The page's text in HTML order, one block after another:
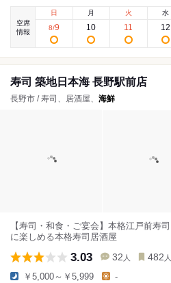
空席
情報
日
8/9
月
10
火
11
水
12
寿司 築地日本海 長野駅前店
長野市 / 寿司、居酒屋、 海鮮
【寿司・和食・ご宴会】本格江戸前寿
に楽しめる本格寿司居酒屋
3.03 32 人 482 人
￥5,000～￥5,999 -